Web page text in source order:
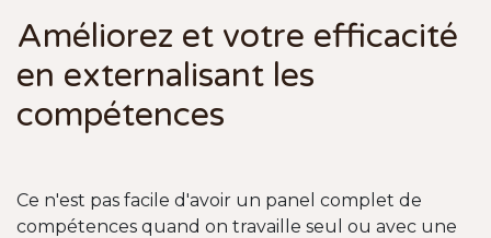
Améliorez et votre efficacité
en externalisant les
compétences
Ce n'est pas facile d'avoir un panel complet de
compétences quand on travaille seul ou avec une